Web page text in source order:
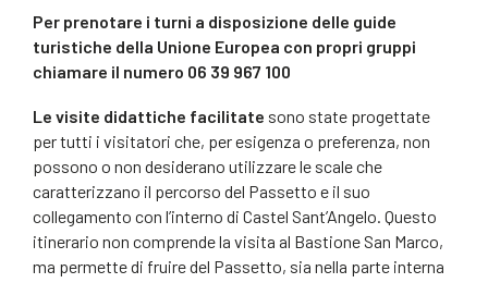
Per prenotare i turni a disposizione delle guide
turistiche della Unione Europea con propri gruppi
chiamare il numero 06 39 967 100
Le visite didattiche facilitate sono state progettate
per tutti i visitatori che, per esigenza o preferenza, non
possono o non desiderano utilizzare le scale che
caratterizzano il percorso del Passetto e il suo
collegamento con l’interno di Castel Sant’Angelo. Questo
itinerario non comprende la visita al Bastione San Marco,
ma permette di fruire del Passetto, sia nella parte interna